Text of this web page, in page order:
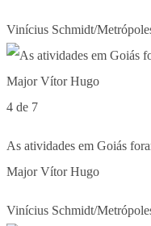
Vinícius Schmidt/
4 de 7
As atividades em Goiás
Major Vítor Hugo
Vinícius Schmidt/